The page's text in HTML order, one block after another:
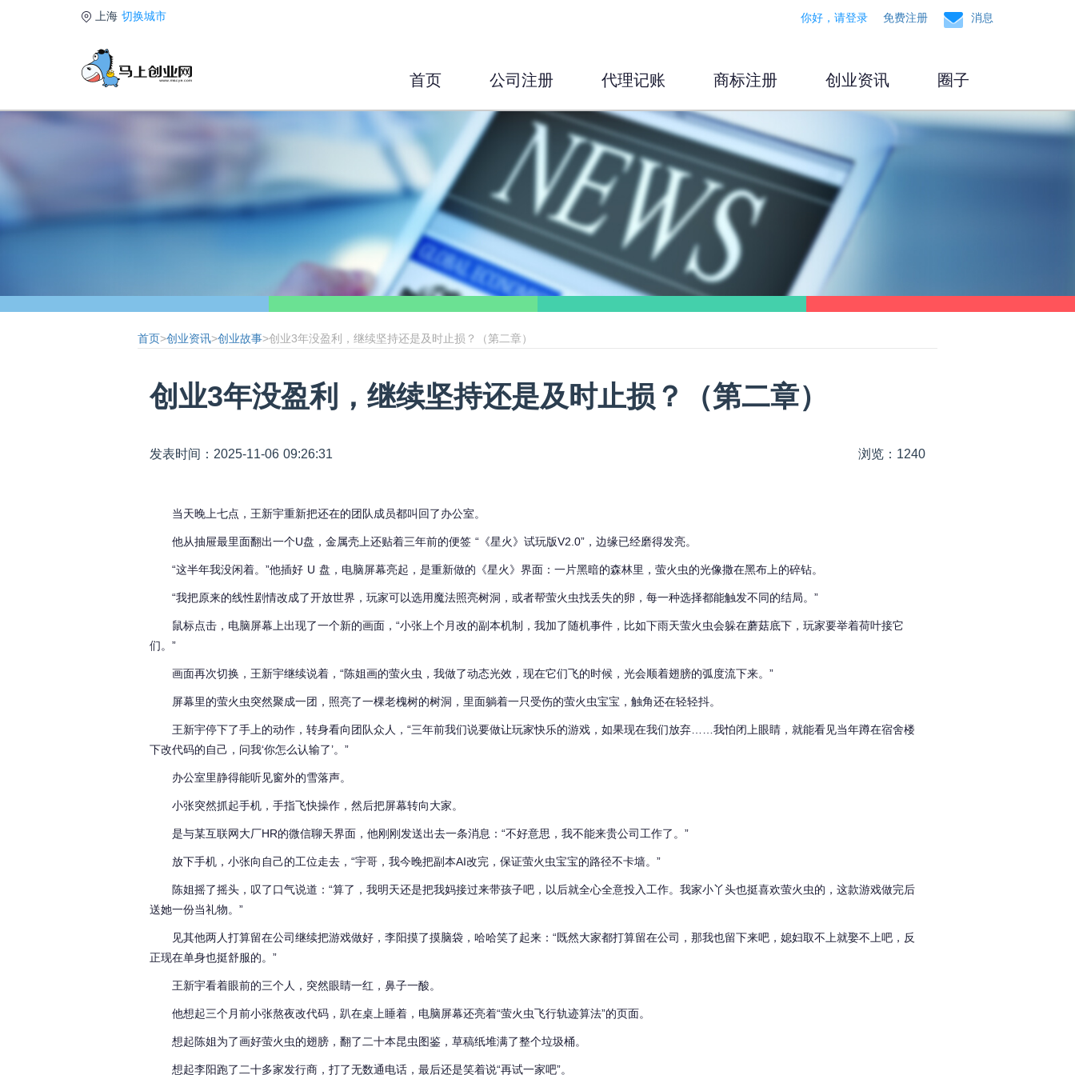
上海 切换城市 你好，请登录 免费注册 消息
首页 公司注册 代理记账 商标注册 创业资讯 圈子
首页>创业资讯>创业故事>创业3年没盈利，继续坚持还是及时止损？（第二章）
创业3年没盈利，继续坚持还是及时止损？（第二章）
发表时间：2025-11-06 09:26:31 浏览：1240
当天晚上七点，王新宇重新把还在的团队成员都叫回了办公室。
他从抽屉最里面翻出一个U盘，金属壳上还贴着三年前的便签 “《星火》试玩版V2.0”，边缘已经磨得发亮。
“这半年我没闲着。”他插好 U 盘，电脑屏幕亮起，是重新做的《星火》界面：一片黑暗的森林里，萤火虫的光像撒在黑布上的碎钻。
“我把原来的线性剧情改成了开放世界，玩家可以选用魔法照亮树洞，或者帮萤火虫找丢失的卵，每一种选择都能触发不同的结局。”
鼠标点击，电脑屏幕上出现了一个新的画面，“小张上个月改的副本机制，我加了随机事件，比如下雨天萤火虫会躲在蘑菇底下，玩家要举着荷叶接它
们。”
画面再次切换，王新宇继续说着，“陈姐画的萤火虫，我做了动态光效，现在它们飞的时候，光会顺着翅膀的弧度流下来。”
屏幕里的萤火虫突然聚成一团，照亮了一棵老槐树的树洞，里面躺着一只受伤的萤火虫宝宝，触角还在轻轻抖。
王新宇停下了手上的动作，转身看向团队众人，“三年前我们说要做让玩家快乐的游戏，如果现在我们放弃……我怕闭上眼睛，就能看见当年蹲在宿舍楼
下改代码的自己，问我‘你怎么认输了’。”
办公室里静得能听见窗外的雪落声。
小张突然抓起手机，手指飞快操作，然后把屏幕转向大家。
是与某互联网大厂HR的微信聊天界面，他刚刚发送出去一条消息：“不好意思，我不能来贵公司工作了。”
放下手机，小张向自己的工位走去，“宇哥，我今晚把副本AI改完，保证萤火虫宝宝的路径不卡墙。”
陈姐摇了摇头，叹了口气说道：“算了，我明天还是把我妈接过来带孩子吧，以后就全心全意投入工作。我家小丫头也挺喜欢萤火虫的，这款游戏做完后
送她一份当礼物。”
见其他两人打算留在公司继续把游戏做好，李阳摸了摸脑袋，哈哈笑了起来：“既然大家都打算留在公司，那我也留下来吧，媳妇取不上就娶不上吧，反
正现在单身也挺舒服的。”
王新宇看着眼前的三个人，突然眼睛一红，鼻子一酸。
他想起三个月前小张熬夜改代码，趴在桌上睡着，电脑屏幕还亮着“萤火虫飞行轨迹算法”的页面。
想起陈姐为了画好萤火虫的翅膀，翻了二十本昆虫图鉴，草稿纸堆满了整个垃圾桶。
想起李阳跑了二十多家发行商，打了无数通电话，最后还是笑着说“再试一家吧”。